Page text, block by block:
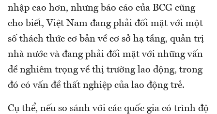
nhập cao hơn, nhưng báo cáo của BCG cũng
cho biết, Việt Nam đang phải đối mặt với một
số thách thức cơ bản về cơ sở hạ tầng, quản trị
nhà nước và đang phải đối mặt với những vấn
đề nghiêm trọng về thị trường lao động, trong
đó có vấn đề thất nghiệp của lao động trẻ.
Cụ thể, nếu so sánh với các quốc gia có trình độ